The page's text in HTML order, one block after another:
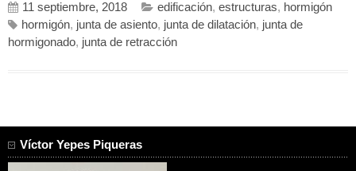
11 septiembre, 2018 edificación, estructuras, hormigón
hormigón, junta de asiento, junta de dilatación, junta de
hormigonado, junta de retracción
Víctor Yepes Piqueras